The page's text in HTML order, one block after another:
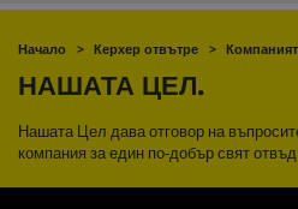
Начало Керхер отвътре
НАШАТА ЦЕЛ.
Нашата Цел дава отговор на
компания за един по-добър свят